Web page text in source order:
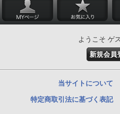
ようこそ ゲ
新規会員
当サイトについて
特定商取引法に基づく表記